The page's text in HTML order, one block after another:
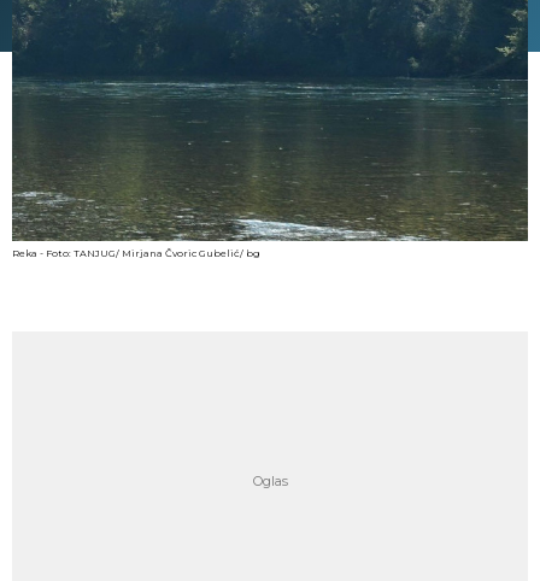
Reka - Foto: TANJUG/ Mirjana Čvoric Gubelić/ bg